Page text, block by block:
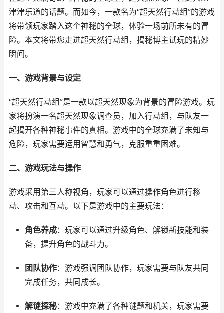
津津乐道的话题。而如今，一款名为“超天然行动组”的游戏
将带领玩家踏入这个神秘的全球，体验一场前所未有的冒
险。本文将带您走进超天然行动组，揭秘博主试玩的精妙
瞬间。
一、游戏背景与设定
“超天然行动组”是一款以超天然现象为背景的冒险游戏。玩
家将扮演一名超天然现象调查员，加入行动组，与队友一
起揭开各种神秘事件的真相。游戏中的全球充满了未知与
危险，玩家需要运用智慧和勇气，克服重重困难。
二、游戏玩法与操作
游戏采用第三人称视角，玩家可以通过操作角色进行移
动、攻击和互动。以下是游戏中的主要玩法：
角色养成：玩家可以通过升级角色、解锁新技能和装
备，提升角色的战斗力。
团队协作：游戏强调团队协作，玩家需要与队友共同
完成任务，共同成长。
解谜探秘：游戏中充满了各种谜题和机关，玩家需要